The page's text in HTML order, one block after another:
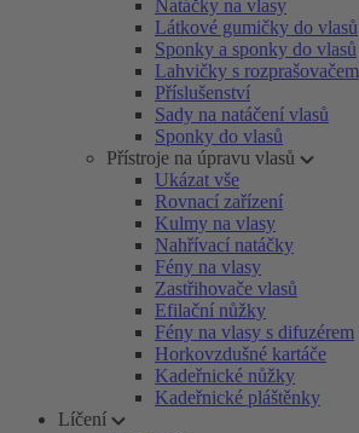
Natáčky na vlasy
Látkové gumičky do vlasů
Sponky a sponky do vlasů
Lahvičky s rozprašovačem
Příslušenství
Sady na natáčení vlasů
Sponky do vlasů
Přístroje na úpravu vlasů
Ukázat vše
Rovnací zařízení
Kulmy na vlasy
Nahřívací natáčky
Fény na vlasy
Zastřihovače vlasů
Efilační nůžky
Fény na vlasy s difuzérem
Horkovzdušné kartáče
Kadeřnické nůžky
Kadeřnické pláštěnky
Líčení